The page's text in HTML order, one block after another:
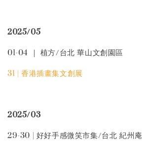
2025/05
01-04 ｜ 植方/台北 華山文創園區
31 | 香港插畫集文創展
2025/03
29-30 | 好好手感微笑市集/台北 紀州庵